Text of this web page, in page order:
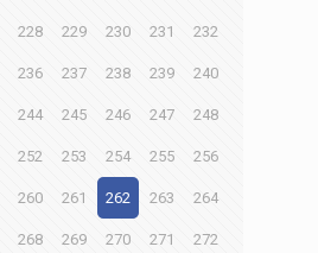
228 229 230 231 232
236 237 238 239 240
244 245 246 247 248
252 253 254 255 256
260 261 262 263 264
268 269 270 271 272